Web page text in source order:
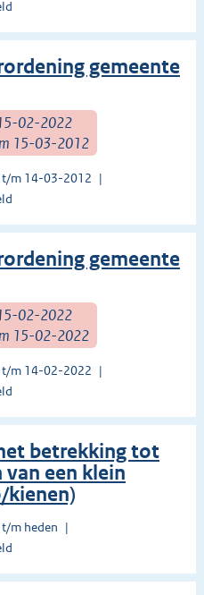
gemeente
15-02-2022
15-03-2012
t/m 14-03-2012
gemeente
15-02-2022
15-02-2022
t/m 14-02-2022
betrekking tot
een klein
kienen)
m heden